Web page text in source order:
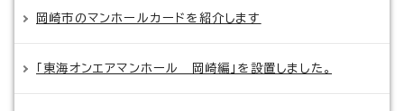
岡崎市のマンホールカードを紹介します
「東海オンエアマンホール 岡崎編」を設置しました。